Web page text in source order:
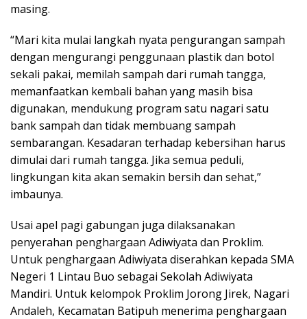
masing.
“Mari kita mulai langkah nyata pengurangan sampah
dengan mengurangi penggunaan plastik dan botol
sekali pakai, memilah sampah dari rumah tangga,
memanfaatkan kembali bahan yang masih bisa
digunakan, mendukung program satu nagari satu
bank sampah dan tidak membuang sampah
sembarangan. Kesadaran terhadap kebersihan harus
dimulai dari rumah tangga. Jika semua peduli,
lingkungan kita akan semakin bersih dan sehat,”
imbaunya.
Usai apel pagi gabungan juga dilaksanakan
penyerahan penghargaan Adiwiyata dan Proklim.
Untuk penghargaan Adiwiyata diserahkan kepada SMA
Negeri 1 Lintau Buo sebagai Sekolah Adiwiyata
Mandiri. Untuk kelompok Proklim Jorong Jirek, Nagari
Andaleh, Kecamatan Batipuh menerima penghargaan